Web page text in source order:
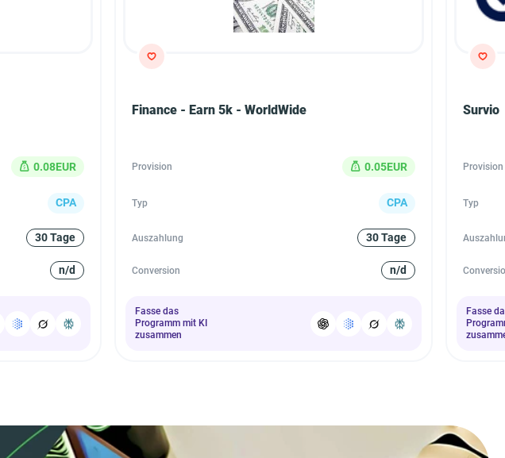
0.08EUR
CPA
30 Tage
n/d
Finance - Earn 5k - WorldWide
Provision 0.05EUR
Typ CPA
Auszahlung 30 Tage
Conversion n/d
Fasse das
Programm mit KI
zusammen
Survio
Provision
Typ
Fasse